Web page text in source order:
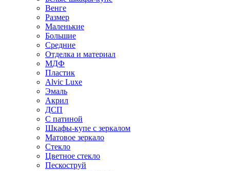
Венге
Размер
Маленькие
Большие
Средние
Отделка и материал
МДФ
Пластик
Alvic Luxe
Эмаль
Акрил
ДСП
С патиной
Шкафы-купе с зеркалом
Матовое зеркало
Стекло
Цветное стекло
Пескоструй